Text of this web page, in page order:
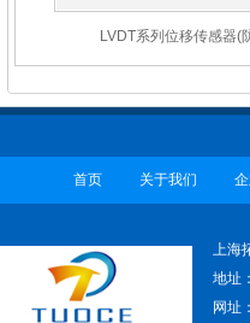
LVDT系列位移传感器(
首页 关于我们
上海
地址
网址